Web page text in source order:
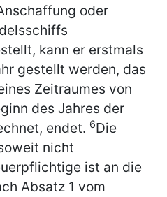
oder
kann er erstmals
gestellt werden, das
Zeitraumes von
des Jahres der
endet. 6Die
nicht
ist an die
Absatz 1 vom